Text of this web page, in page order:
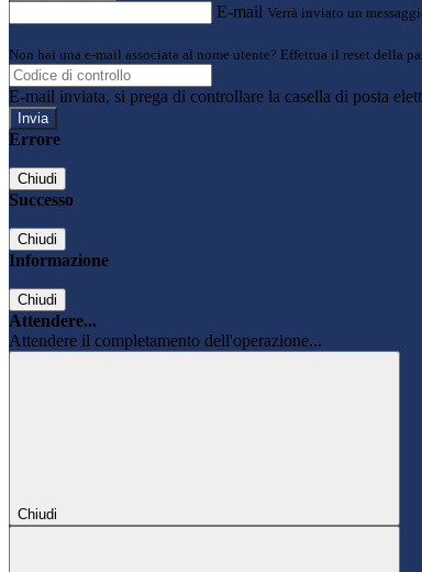
E-mail Verrà inviato un
Non hai una e-mail associata al nome utente? Effettua il reset della
E-mail inviata, si prega di controllare la casella di posta
Errore
Chiudi
Successo
Chiudi
Informazione
Chiudi
Attendere...
Attendere il completamento dell'operazione...
Chiudi